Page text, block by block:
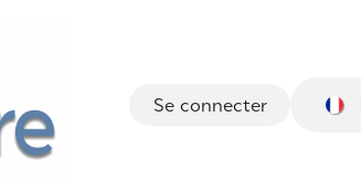
Se connecter